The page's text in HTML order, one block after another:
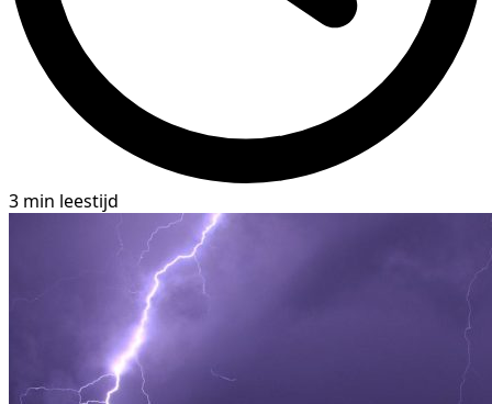
3 min leestijd